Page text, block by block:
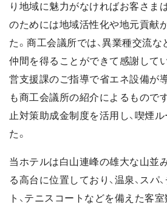
り地域に魅力がなければお客さま
のためには地域活性化や地元貢献
た。商工会議所では、異業種交流
仲間を得ることができて感謝して
営支援課のご指導で省エネ設備が
も商工会議所の紹介によるもので
止対策助成金制度を活用し、喫煙
た。
当ホテルは白山連峰の雄大な山並
る高台に位置しており、温泉、スパ
ト、テニスコートなどを備えた客